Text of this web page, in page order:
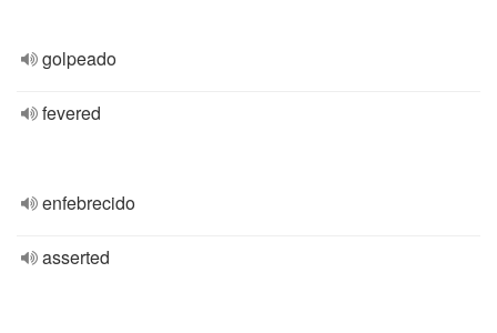
golpeado
fevered
enfebrecido
asserted